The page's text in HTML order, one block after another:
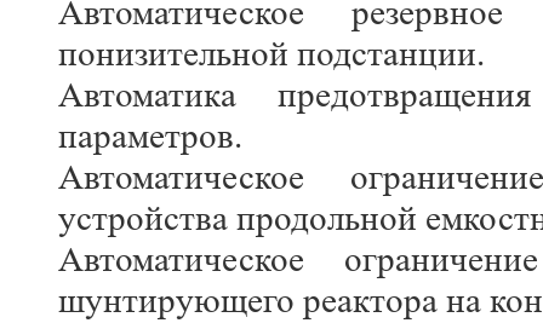
Автоматическое
понизительной подстанции.
Автоматика
параметров.
Автоматическое
устройства продольной
Автоматическое
шунтирующего реактора на